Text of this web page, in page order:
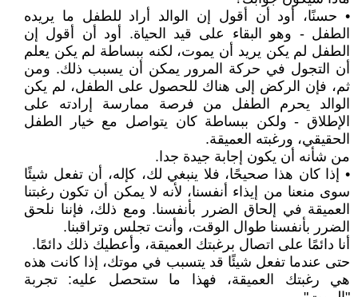
• حسنًا، أود أن أقول إن الوالد أراد للطفل ما يريده
الطفل - وهو البقاء على قيد الحياة. أود أن أقول إن
الطفل لم يكن يريد أن يموت، لكنه ببساطة لم يكن يعلم
أن التجول في حركة المرور يمكن أن يسبب ذلك. ومن
ثم، فإن الركض إلى هناك للحصول على الطفل، لم يكن
الوالد يحرم الطفل من فرصة ممارسة إرادته على
الإطلاق - ولكن ببساطة كان يتواصل مع خيار الطفل
الحقيقي، ورغبته العميقة.
من شأنه أن يكون إجابة جيدة جدا.
• إذا كان هذا صحيحًا، فلا ينبغي لك، كإله، أن تفعل شيئًا
سوى منعنا من إيذاء أنفسنا، لأنه لا يمكن أن تكون رغبتنا
العميقة في إلحاق الضرر بأنفسنا. ومع ذلك، فإننا نلحق
الضرر بأنفسنا طوال الوقت، وأنت تجلس وتراقبنا.
أنا دائمًا على اتصال برغبتك العميقة، وأعطيك ذلك دائمًا.
حتى عندما تفعل شيئًا قد يتسبب في موتك، إذا كانت هذه
هي رغبتك العميقة، فهذا ما ستحصل عليه: تجربة